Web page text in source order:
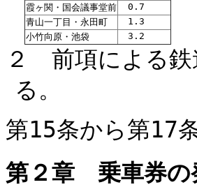
霞ヶ関・国会議事堂前
0.7
青山一丁目・永田町
1.3
小竹向原・池袋
3.2
２ 前項による鉄
る。
第15条から第17
第２章 乗車券の